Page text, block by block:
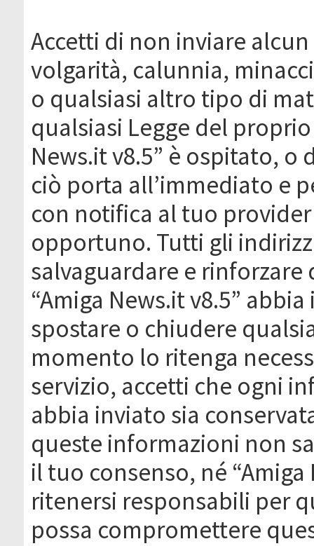
Accetti di non inviare
volgarità, calunnia,
o qualsiasi altro tipo di
qualsiasi Legge del
News.it v8.5” è ospitato, o
ciò porta all’immediato e
con notifica al tuo
opportuno. Tutti gli
salvaguardare e
“Amiga News.it v8.5”
spostare o chiudere
momento lo ritenga
servizio, accetti che ogni
abbia inviato sia
queste informazioni non
il tuo consenso, né
ritenersi responsabili per
possa compromettere